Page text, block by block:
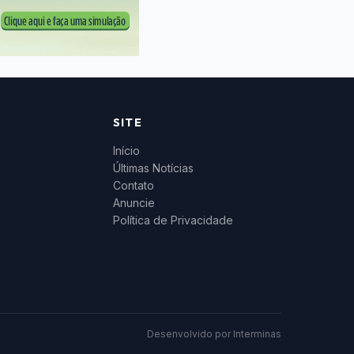
SITE
Início
Últimas Notícias
Contato
Anuncie
Política de Privacidade
Desenvolvido por Interminas